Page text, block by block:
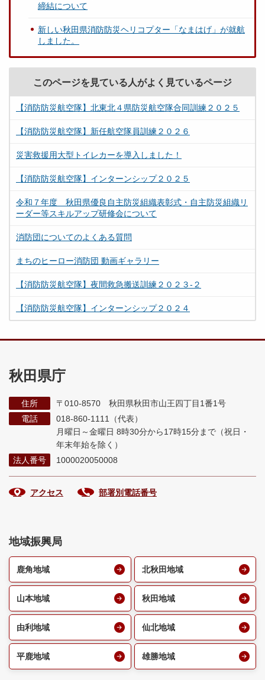
締結について
新しい秋田県消防防災ヘリコプター「なまはげ」が就航
しました。
このページを見ている人がよく見ているページ
【消防防災航空隊】北東北４県防災航空隊合同訓練２０２５
【消防防災航空隊】新任航空隊員訓練２０２６
災害救援用大型トイレカーを導入しました！
【消防防災航空隊】インターンシップ２０２５
令和７年度 秋田県優良自主防災組織表彰式・自主防災組織リ
ーダー等スキルアップ研修会について
消防団についてのよくある質問
まちのヒーロー消防団 動画ギャラリー
【消防防災航空隊】夜間救急搬送訓練２０２３‐２
【消防防災航空隊】インターンシップ２０２４
秋田県庁
住所
〒010-8570 秋田県秋田市山王四丁目1番1号
電話
018-860-1111（代表）
月曜日～金曜日 8時30分から17時15分まで （祝日・
年末年始を除く）
法人番号
1000020050008
アクセス 部署別電話番号
地域振興局
鹿角地域 北秋田地域
山本地域 秋田地域
由利地域 仙北地域
平鹿地域 雄勝地域